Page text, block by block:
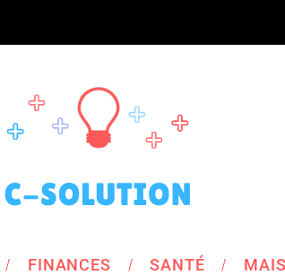
FINANCES SANTÉ